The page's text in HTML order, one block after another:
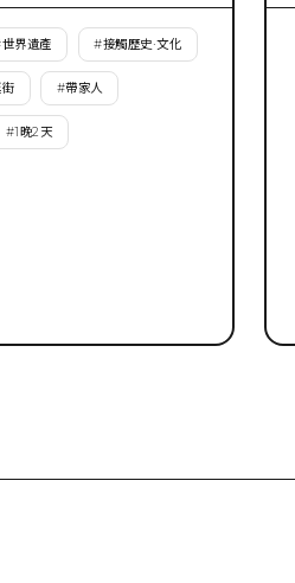
世界遺產 #接觸歷史·文化
#帶家人
#1晚2天